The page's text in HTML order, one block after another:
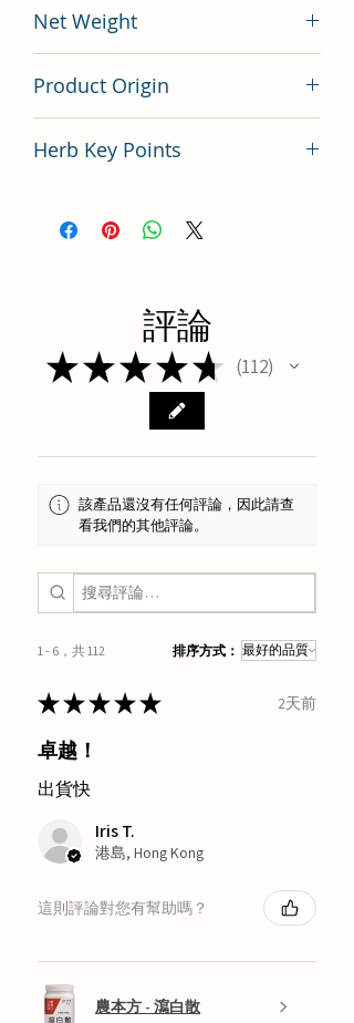
Net Weight
Product Origin
Herb Key Points
評論
★★★★★ 112
112
該產品還沒有任何評論，因此請查
看我們的其他評論。
1 - 6，共 112 排序方式：
★★★★★ 2天前
卓越！
出貨快
Iris T.
港島, Hong Kong
這則評論對您有幫助嗎？
農本方 - 瀉白散